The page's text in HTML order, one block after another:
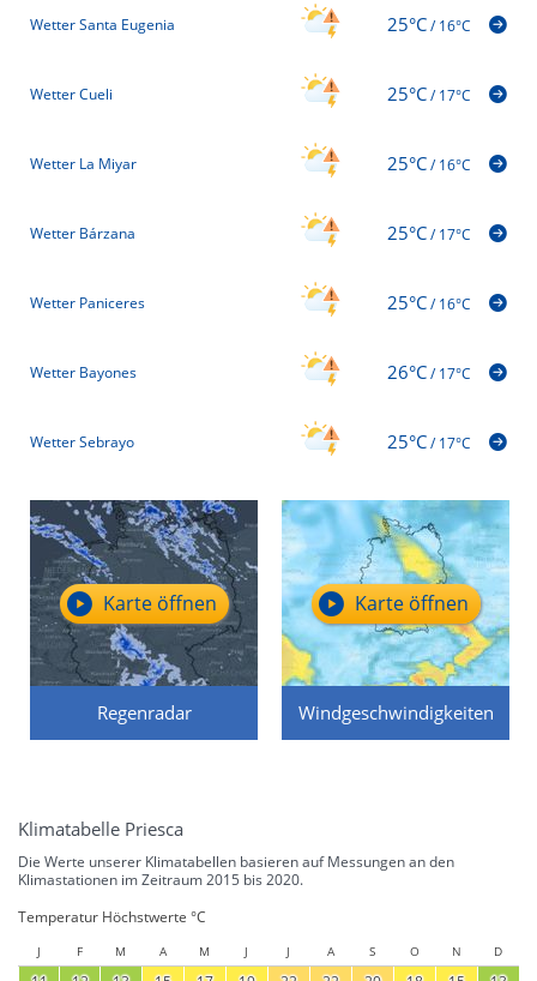
Wetter Santa Eugenia 25°C/16°C
Wetter Cueli 25°C/17°C
Wetter La Miyar 25°C/16°C
Wetter Bárzana 25°C/17°C
Wetter Paniceres 25°C/16°C
Wetter Bayones 26°C/17°C
Wetter Sebrayo 25°C/17°C
Regenradar
Karte öffnen
Windgeschwindigkeiten
Karte öffnen
Klimatabelle Priesca
Die Werte unserer Klimatabellen basieren auf Messungen an den
Klimastationen im Zeitraum 2015 bis 2020.
Temperatur Höchstwerte °C
J F M A M J J A S O N D